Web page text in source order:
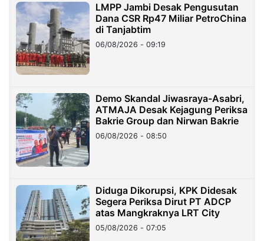
LMPP Jambi Desak Pengusutan
Dana CSR Rp47 Miliar PetroChina
di Tanjabtim
06/08/2026 - 09:19
Demo Skandal Jiwasraya-Asabri,
ATMAJA Desak Kejagung Periksa
Bakrie Group dan Nirwan Bakrie
06/08/2026 - 08:50
Diduga Dikorupsi, KPK Didesak
Segera Periksa Dirut PT ADCP
atas Mangkraknya LRT City
05/08/2026 - 07:05